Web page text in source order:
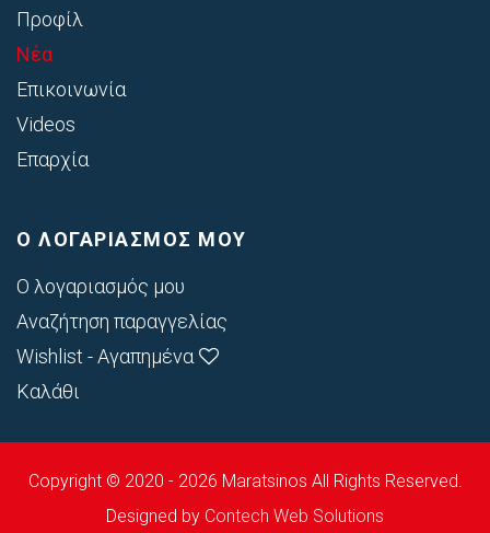
Προφίλ
Νέα
Επικοινωνία
Videos
Επαρχία
Ο ΛΟΓΑΡΙΑΣΜΟΣ ΜΟΥ
Ο λογαριασμός μου
Αναζήτηση παραγγελίας
Wishlist - Αγαπημένα
Καλάθι
Copyright © 2020 - 2026 Maratsinos All Rights Reserved.
Designed by Contech Web Solutions